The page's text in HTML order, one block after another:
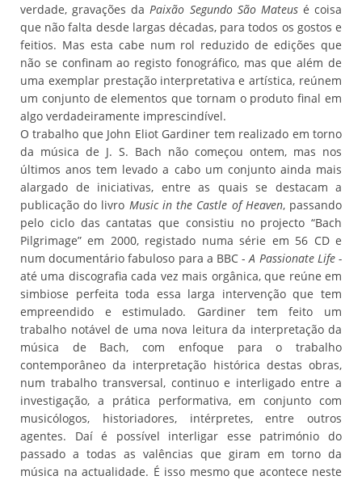
verdade, gravações da Paixão Segundo São Mateusé coisa
que não falta desde largas décadas, para todos os gostos e
feitios. Mas esta cabe num rol reduzido de edições que
não se confinam ao registo fonográfico, mas que além de
uma exemplar prestação interpretativa e artística, reúnem
um conjunto de elementos que tornam o produto final em
algo verdadeiramente imprescindível.
O trabalho que John Eliot Gardiner tem realizado em torno
da música de J. S. Bach não começou ontem, mas nos
últimos anos tem levado a cabo um conjunto ainda mais
alargado de iniciativas, entre as quais se destacam a
publicação do livro Music in the Castle of Heaven, passando
pelo ciclo das cantatas que consistiu no projecto “Bach
Pilgrimage” em 2000, registado numa série em 56 CD e
num documentário fabuloso para a BBC -A Passionate Life -
até uma discografia cada vez mais orgânica, que reúne em
simbiose perfeita toda essa larga intervenção que tem
empreendido e estimulado. Gardiner tem feito um
trabalho notável de uma nova leitura da interpretação da
música de Bach, com enfoque para o trabalho
contemporâneo da interpretação histórica destas obras,
num trabalho transversal, continuo e interligado entre a
investigação, a prática performativa, em conjunto com
musicólogos, historiadores, intérpretes, entre outros
agentes. Daí é possível interligar esse património do
passado a todas as valências que giram em torno da
música na actualidade. É isso mesmo que acontece neste